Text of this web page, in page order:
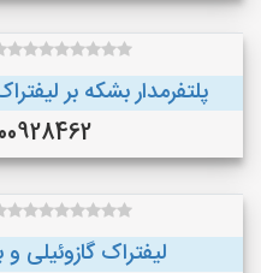
پلتفرمدار بشکه بر
09100928462
لیفتراک گازوئیلی